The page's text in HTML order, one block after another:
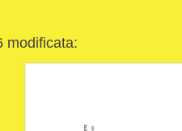
modificata: